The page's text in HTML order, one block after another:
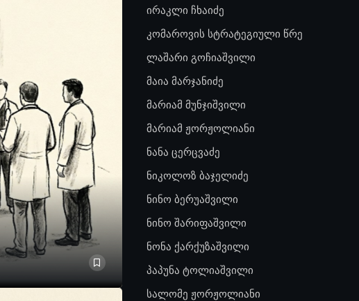
ირაკლი ჩხაიძე
კომაროვის სტრატეგიული წრე
ლაშარი გოჩიაშვილი
მაია მარჯანიძე
მარიამ მუნჯიშვილი
მარიამ ჟორჟოლიანი
ნანა ცერცვაძე
ნიკოლოზ ბაჯელიძე
ნინო ბერუაშვილი
ნინო შარიფაშვილი
ნონა ქარქუზაშვილი
პაპუნა ტოლიაშვილი
სალომე ჟორჟოლიანი